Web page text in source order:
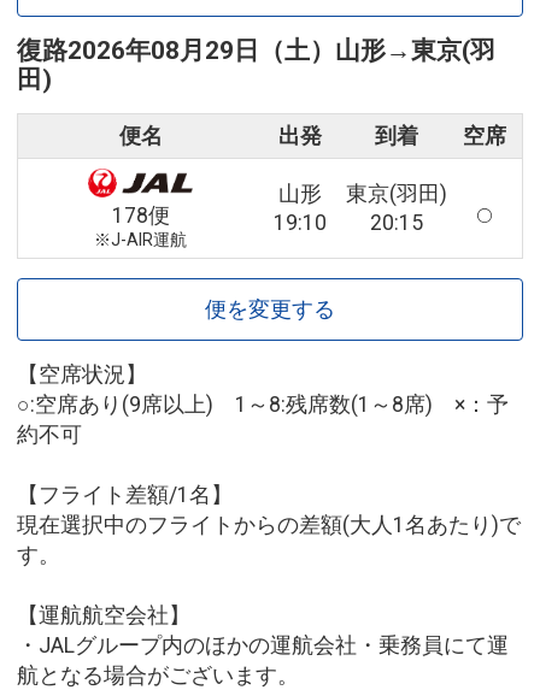
復路2026年08月29日（土） 山形→東京(羽
田)
便名 出発 到着 空席
178便
※J-AIR運航
山形
19:10
東京(羽田)
20:15
便を変更する
【空席状況】
○:空席あり(9席以上) 1～8:残席数(1～8席) ×：予
約不可
【フライト差額/1名】
現在選択中のフライトからの差額(大人1名あたり)で
す。
【運航航空会社】
・JALグループ内のほかの運航会社・乗務員にて運
航となる場合がございます。